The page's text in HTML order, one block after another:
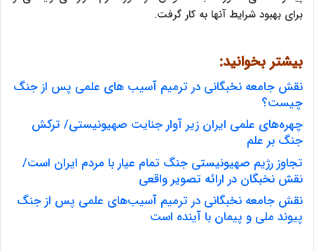
برای بهبود شرایط آنها به کار گرفت.
بیشتر بخوانید:
نقش جامعه نخبگانی در ترمیم آسیب های علمی پس از جنگ
چیست؟
چهره‌های علمی ایران زیر آوار جنایت صهیونیستی/ ترکش
جنگ بر علم
تجاوز رژیم صهیونیستی جنگ تمام عیار با مردم ایران است/
نقش نخبگان در ارائه تصویر واقعی
نقش جامعه نخبگانی در ترمیم آسیب‌های علمی پس از جنگ
پیوند ملی و پیمان با آینده است